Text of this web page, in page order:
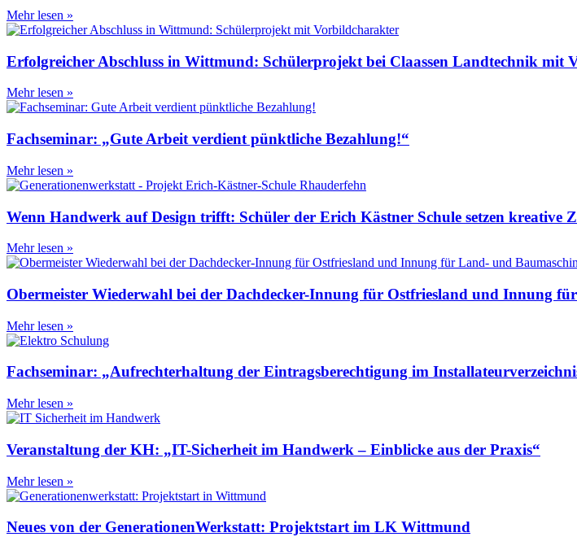
Mehr lesen »
Erfolgreicher Abschluss in Wittmund: Schülerprojekt bei Claassen Landtechnik mit
Mehr lesen »
Fachseminar: „Gute Arbeit verdient pünktliche Bezahlung!“
Mehr lesen »
Wenn Handwerk auf Design trifft: Schüler der Erich Kästner Schule setzen kreative
Mehr lesen »
Obermeister Wiederwahl bei der Dachdecker-Innung für Ostfriesland und Innung
Mehr lesen »
Fachseminar: „Aufrechterhaltung der Eintragsberechtigung im
Mehr lesen »
Veranstaltung der KH: „IT-Sicherheit im Handwerk – Einblicke aus der Praxis“
Mehr lesen »
Neues von der GenerationenWerkstatt: Projektstart im LK Wittmund